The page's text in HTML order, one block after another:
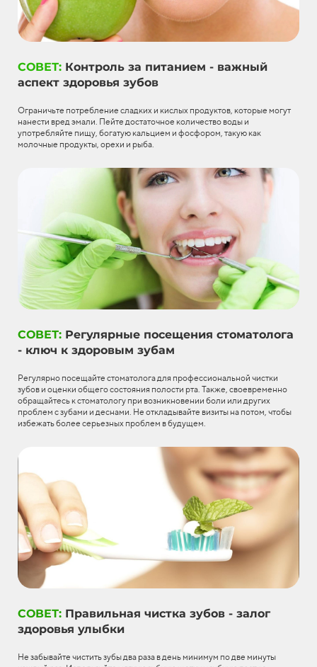
СОВЕТ: Контроль за питанием - важный
аспект здоровья зубов
Ограничьте потребление сладких и кислых продуктов, которые могут
нанести вред эмали. Пейте достаточное количество воды и
употребляйте пищу, богатую кальцием и фосфором, такую как
молочные продукты, орехи и рыба.
СОВЕТ: Регулярные посещения стоматолога
- ключ к здоровым зубам
Регулярно посещайте стоматолога для профессиональной чистки
зубов и оценки общего состояния полости рта. Также, своевременно
обращайтесь к стоматологу при возникновении боли или других
проблем с зубами и деснами. Не откладывайте визиты на потом, чтобы
избежать более серьезных проблем в будущем.
СОВЕТ: Правильная чистка зубов - залог
здоровья улыбки
Не забывайте чистить зубы два раза в день минимум по две минуты